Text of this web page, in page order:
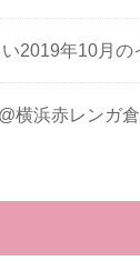
2019年10月の
横浜赤レンガ